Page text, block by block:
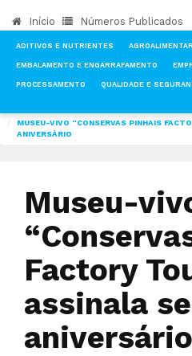
Início Números Publicados
ADITIVOS E NUTRIENTES
EMBALAMENTO E ENGARRAFAMENTO
PROCESSAMENTO QUALIDADE E
MUSEU-VIVO “CONSERVAS PINHAIS
ANIVERSÁRIO
Museu-
Factory
assinala
aniversário